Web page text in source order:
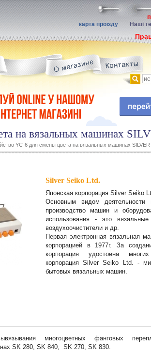
карта проїздуНаші
на вязальных машинах
YC-6 для смены цвета на вязальных машинах SILVER
Silver Seiko Ltd.
Японская корпорация Silver Seiko
Основным видом деятельности
производство машин и
использования - это
воздухоочистители и др.
Первая электронная вязальная
корпорацией в 1977г. За
корпорация удостоена
корпорация Silver Seiko Ltd. -
бытовых вязальных машин.
многоцветных фанговых
SK 280, SK 840, SK 270, SK 830.